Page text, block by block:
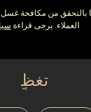
بالتحقق من مكافحة غسل
العملاء. يرجى قراءة
تغظٍ